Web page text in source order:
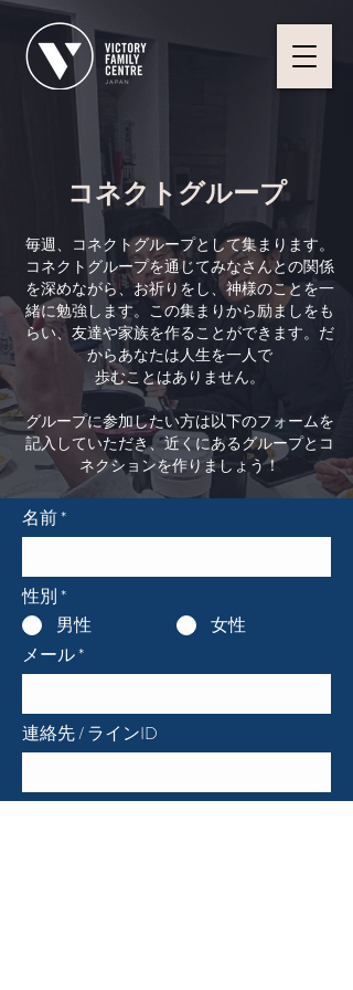
コネクトグループ
毎週、コネクトグループとして集まります。
コネクトグループを通じてみなさんとの関係
を深めながら、お祈りをし、神様のことを一
緒に勉強します。この集まりから励ましをも
らい、友達や家族を作ることができます。だ
からあなたは人生を一人で
歩むことはありません。
グループに参加したい方は以下のフォームを
記入していただき、近くにあるグループとコ
ネクションを作りましょう！
名前
性別*
男性
女性
メール
連絡先 / ラインID